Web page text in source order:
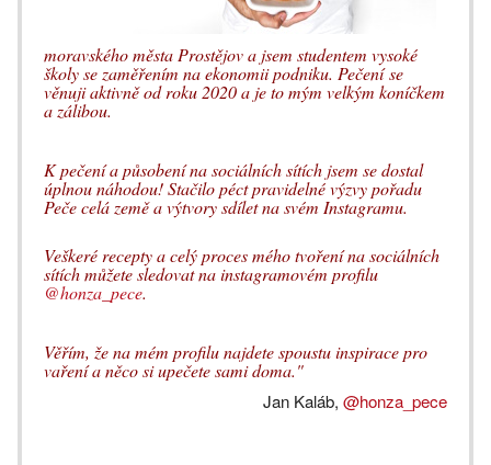
moravského města Prostějov a jsem studentem vysoké
školy se zaměřením na ekonomii podniku. Pečeníse
věnuji aktivně od roku 2020 a je to mým velkým koníčkem
a zálibou.
K pečení a působení na sociálních sítích jsem se dostal
úplnou náhodou! Stačilo péct pravidelné výzvy pořadu
Peče celá země a výtvory sdílet na svém Instagramu.
Veškeré recepty a celý proces mého tvoření na sociálních
sítích můžete sledovat na instagramovém profilu
@honza_pece.
Věřím, že na mém profilu najdete spoustu inspirace pro
vaření a něco si upečete sami doma."
Jan Kaláb, @honza_pece